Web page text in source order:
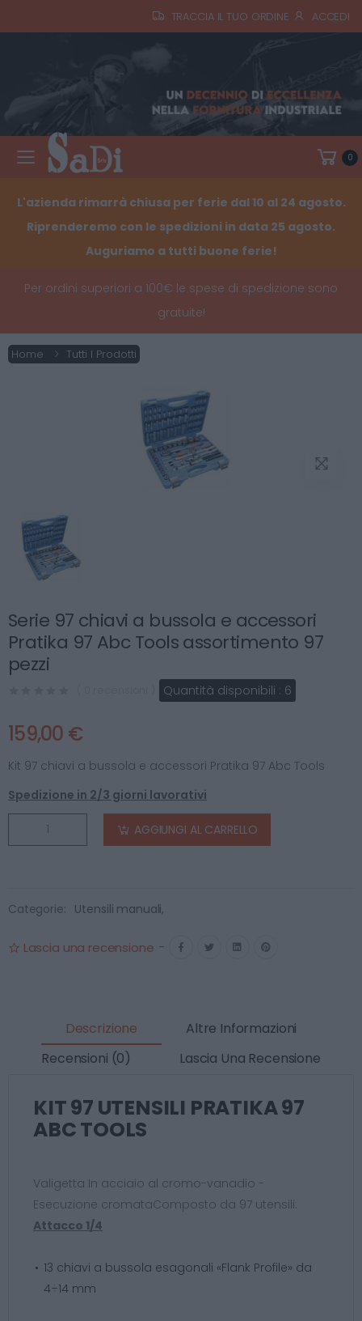
TRACCIA IL TUO ORDINE ACCEDI
Toggle mobile menu 0
L'azienda rimarrà chiusa per ferie dal 10 al 24 agosto.
Riprenderemo con le spedizioni in data 25 agosto.
Auguriamo a tutti buone ferie!
Per ordini superiori a 100€ le spese di spedizione sono
gratuite!
Home Tutti I Prodotti
Serie 97 chiavi a bussola e accessori
Pratika 97 Abc Tools assortimento 97
pezzi
Quantità disponibili : 6
159,00 €
Kit 97 chiavi a bussola e accessori Pratika 97 Abc Tools
Spedizione in 2/3 giorni lavorativi
AGGIUNGI AL CARRELLO
Categorie: Utensili manuali,
Lascia una recensione -
Descrizione
Altre Informazioni
Recensioni (0)
Lascia Una Recensione
KIT 97 UTENSILI PRATIKA 97
ABC TOOLS
Valigetta In acciaio al cromo-vanadio -
Esecuzione cromataComposto da 97 utensili:
Attacco 1/4
13 chiavi a bussola esagonali «Flank Profile» da
4÷14 mm